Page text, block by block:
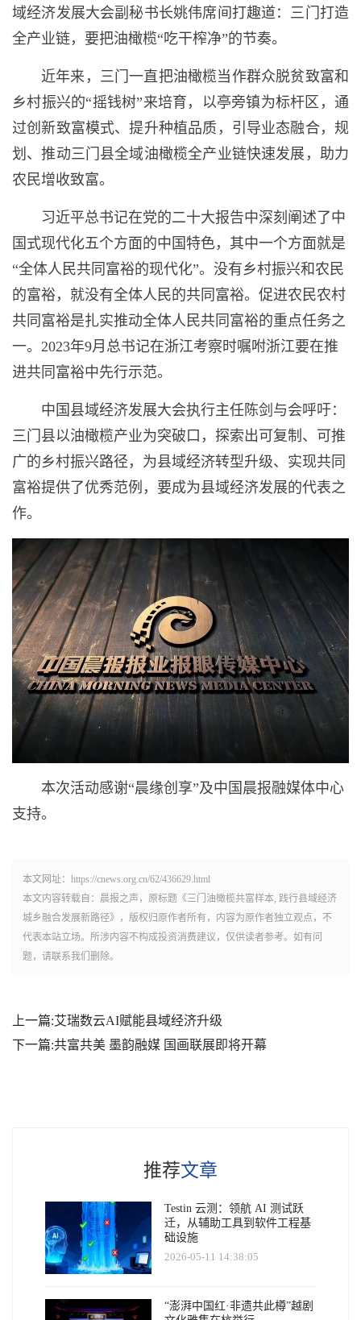
域经济发展大会副秘书长姚伟席间打趣道：三门打造
全产业链，要把油橄榄“吃干榨净”的节奏。
近年来，三门一直把油橄榄当作群众脱贫致富和
乡村振兴的“摇钱树”来培育，以亭旁镇为标杆区，通
过创新致富模式、提升种植品质，引导业态融合，规
划、推动三门县全域油橄榄全产业链快速发展，助力
农民增收致富。
习近平总书记在党的二十大报告中深刻阐述了中
国式现代化五个方面的中国特色，其中一个方面就是
“全体人民共同富裕的现代化”。没有乡村振兴和农民
的富裕，就没有全体人民的共同富裕。促进农民农村
共同富裕是扎实推动全体人民共同富裕的重点任务之
一。2023年9月总书记在浙江考察时嘱咐浙江要在推
进共同富裕中先行示范。
中国县域经济发展大会执行主任陈剑与会呼吁：
三门县以油橄榄产业为突破口，探索出可复制、可推
广的乡村振兴路径，为县域经济转型升级、实现共同
富裕提供了优秀范例，要成为县域经济发展的代表之
作。
本次活动感谢“晨缘创享”及中国晨报融媒体中心
支持。
本文网址：https://cnews.org.cn/62/436629.html
本文内容转载自：晨报之声，原标题《三门油橄榄共富样本, 践行县域经济
城乡融合发展新路径》，版权归原作者所有，内容为原作者独立观点，不
代表本站立场。所涉内容不构成投资消费建议，仅供读者参考。如有问
题，请联系我们删除。
上一篇:艾瑞数云AI赋能县域经济升级
下一篇:共富共美 墨韵融媒 国画联展即将开幕
推荐文章
Testin 云测：领航 AI 测试跃
迁，从辅助工具到软件工程基
础设施
2026-05-11 14:38:05
“澎湃中国红·非遗共此樽”越剧